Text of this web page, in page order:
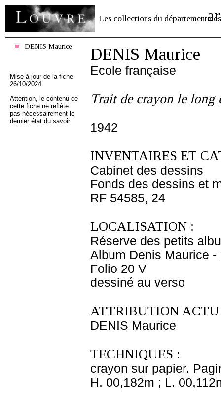
Les collections du département des
DENIS Maurice
Mise à jour de la fiche
26/10/2024
Attention, le contenu de
cette fiche ne reflète
pas nécessairement le
dernier état du savoir.
DENIS Maurice
Ecole française
Trait de crayon le long
1942
INVENTAIRES ET
Cabinet des dessins
Fonds des dessins et
RF 54585, 24
LOCALISATION :
Réserve des petits
Album Denis Maurice -
Folio 20 V
dessiné au verso
ATTRIBUTION
DENIS Maurice
TECHNIQUES :
crayon sur papier.
H. 00,182m ; L.